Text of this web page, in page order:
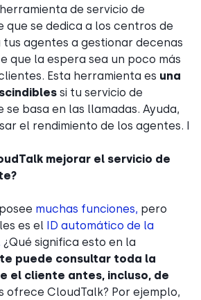
de servicio de
se dedica a los centros de
tus agentes a gestionar decenas
que la espera sea un poco más
Esta herramienta es una
si tu servicio de
basa en las llamadas. Ayuda,
el rendimiento de los agentes. I
mejorar el servicio de
muchas funciones, pero
es el
ID automático de la
¿Qué significa esto en la
puede consultar toda la
el cliente antes, incluso, de
ofrece CloudTalk? Por ejemplo,